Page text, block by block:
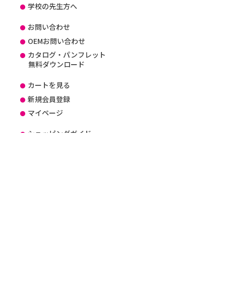
学校の先生方へ
お問い合わせ
OEMお問い合わせ
カタログ・パンフレット
無料ダウンロード
カートを見る
新規会員登録
マイページ
ショッピングガイド